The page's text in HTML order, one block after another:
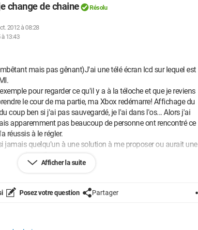
change de chaine Résolu
2012 à 08:28
à 13:43
mais pas gênant)J'ai une télé écran lcd sur lequel est
pour regarder ce qu'il y a à la téloche et que je reviens
le cour de ma partie, ma Xbox redémarre! Affichage du
coup ben si j'ai pas sauvegardé, je l'ai dans l'os... Alors j'ai
apparemment pas beaucoup de personne ont rencontré ce
réussis à le régler.
jamais quelqu'un à une solution à me proposer ou aurait une
reconnaissant!
Afficher la suite
Posez votre question Partager